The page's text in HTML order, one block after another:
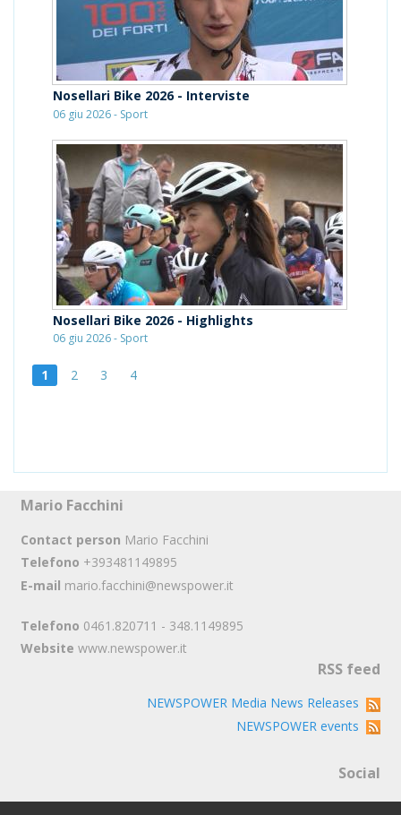
Nosellari Bike 2026 - Interviste
06 giu 2026 - Sport
Nosellari Bike 2026 - Highlights
06 giu 2026 - Sport
1 2 3 4
Mario Facchini
Contact person Mario Facchini
Telefono +393481149895
E-mail mario.facchini@newspower.it
Telefono 0461.820711 - 348.1149895
Website www.newspower.it
RSS feed
NEWSPOWER Media News Releases
NEWSPOWER events
Social